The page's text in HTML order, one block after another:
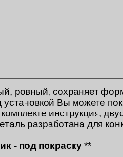
ровный, сохраняет
установкой Вы можете
комплекте инструкция,
разработана для
- под покраску **